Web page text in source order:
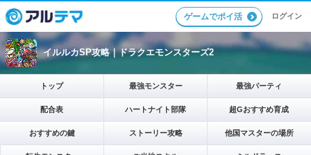
ゲームでポイ活 ログイン
イルルカSP攻略｜ドラクエモンスターズ2
トップ 最強モンスター 最強パーティ
配合表 ハートナイト部隊 超Gおすすめ育成
おすすめの鍵 ストーリー攻略 他国マスターの場所